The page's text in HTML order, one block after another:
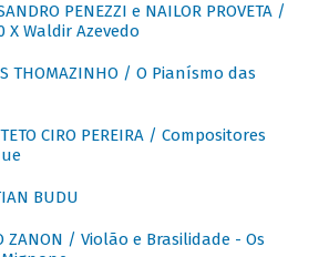
PENEZZI e NAILOR PROVETA /
X Waldir Azevedo
THOMAZINHO / O Pianísmo das
CIRO PEREIRA / Compositores
BUDU
ZANON / Violão e Brasilidade - Os